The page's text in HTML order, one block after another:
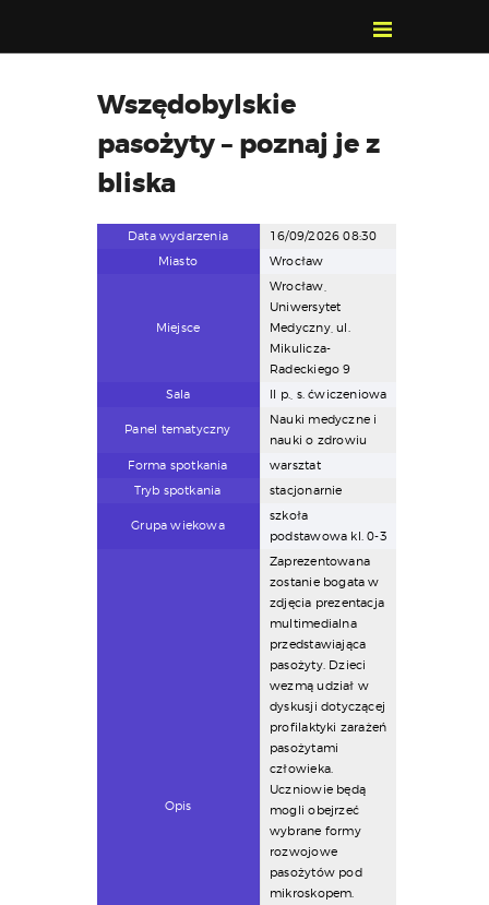
POZNAJ, POLUB,
PAMIĘTAJ!
O FESTIWALU
PROGRAM
WYSZUKIWARKA
WYDARZEŃ
Wszędobylskie
pasożyty – poznaj je z
bliska
Data wydarzenia
16/09/2026 08:30
Miasto
Wrocław
Miejsce
Wrocław,
Uniwersytet
Medyczny, ul.
Mikulicza-
Radeckiego 9
Sala
II p., s. ćwiczeniowa
Panel tematyczny
Nauki medyczne i
nauki o zdrowiu
Forma spotkania
warsztat
Tryb spotkania
stacjonarnie
Grupa wiekowa
szkoła
podstawowa kl. 0-3
Opis
Zaprezentowana
zostanie bogata w
zdjęcia prezentacja
multimedialna
przedstawiająca
pasożyty. Dzieci
wezmą udział w
dyskusji dotyczącej
profilaktyki zarażeń
pasożytami
człowieka.
Uczniowie będą
mogli obejrzeć
wybrane formy
rozwojowe
pasożytów pod
mikroskopem.